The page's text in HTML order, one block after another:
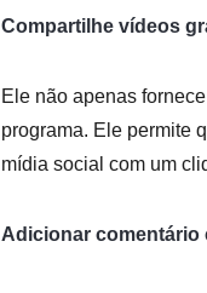
Compartilhe vídeos
Ele não apenas
programa. Ele permite
mídia social com um
Adicionar comentário